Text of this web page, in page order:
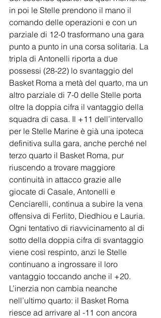
in poi le Stelle prendono il mano il
comando delle operazioni e con un
parziale di 12-0 trasformano una gara
punto a punto in una corsa solitaria. La
tripla di Antonelli riporta a due
possessi (28-22) lo svantaggio del
Basket Roma a metà del quarto, ma un
altro parziale di 7-0 delle Stelle porta
oltre la doppia cifra il vantaggio della
squadra di casa. Il +11 dell’intervallo
per le Stelle Marine è già una ipoteca
definitiva sulla gara, anche perché nel
terzo quarto il Basket Roma, pur
riuscendo a trovare maggiore
continuità in attacco grazie alle
giocate di Casale, Antonelli e
Cenciarelli, continua a subire la vena
offensiva di Ferlito, Diedhiou e Lauria.
Ogni tentativo di riavvicinamento al di
sotto della doppia cifra di svantaggio
viene così respinto, anzi le Stelle
continuano a ingrossare il loro
vantaggio toccando anche il +20.
L’inerzia non cambia neanche
nell’ultimo quarto: il Basket Roma
riesce ad arrivare al -11 con ancora